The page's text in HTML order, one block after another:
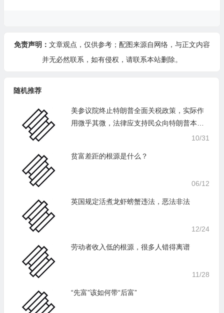
免责声明： 文章观点，仅供参考；配图来源自网络，与正文内容
并无必然联系，如有侵权，请联系本站删除。
随机推荐
美参议院终止特朗普全面关税政策，实际作
用微乎其微，法律应支持民众向特朗普本人
10/31
贫富差距的根源是什么？
06/12
英国规定活煮龙虾螃蟹违法，恶法非法
12/24
劳动者收入低的根源，很多人错得离谱
11/28
“先富”该如何带“后富”